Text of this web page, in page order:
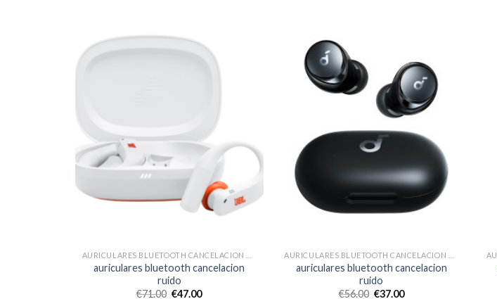
auriculares bluetooth cancelacion
ruido
€71.00 €47.00
auriculares bluetooth cancelacion
ruido
€56.00 €37.00